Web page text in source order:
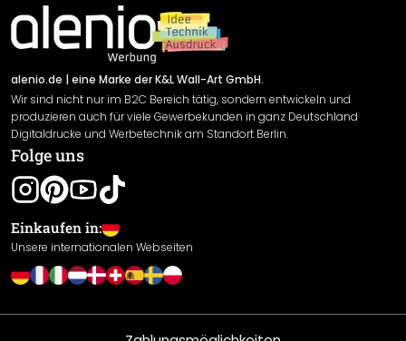
Newsletter An-/Abmeldung
Sendungsverfolgung
Impressum
Versand & Zahlung
Rücksendung
Widerrufsrecht
Datenschutzerklärung
Gewährleistung
Leistungserklärung / CE-Zeichen
Cookie Einstellungen
alenio.de | eine Marke der K&L Wall-Art GmbH.
Wir sind nicht nur im B2C Bereich tätig, sondern entwickeln und
produzieren auch für viele Gewerbekunden in ganz Deutschland
Digitaldrucke und Werbetechnik am Standort Berlin.
Folge uns
Einkaufen in:
Unsere internationalen Webseiten